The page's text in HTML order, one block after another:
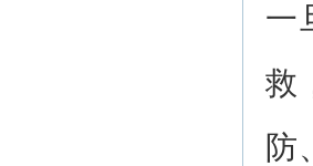
一
救
防